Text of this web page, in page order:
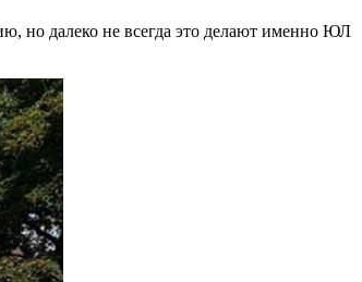
но далеко не всегда это делают именно ЮЛ